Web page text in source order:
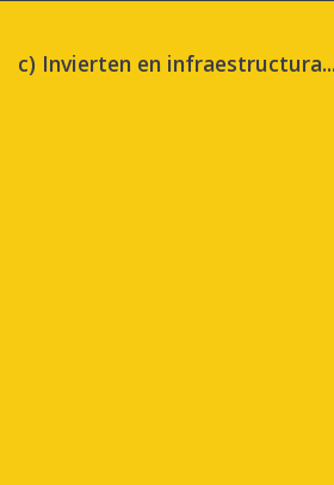
c) Invierten en infraestructura...